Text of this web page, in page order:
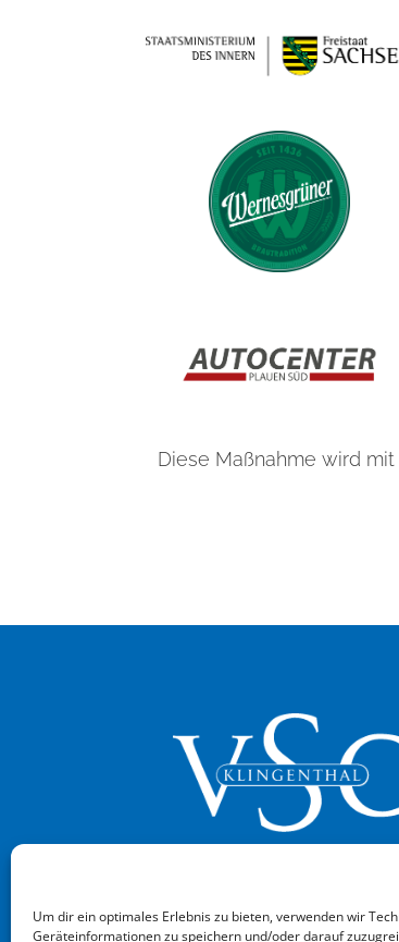
Um dir ein optimales Erlebnis zu bieten, verwenden wir
Geräteinformationen zu speichern und/oder darauf
Diese Maßnahme wird